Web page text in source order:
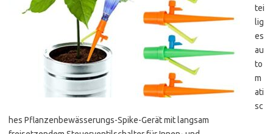
tei
lig
es
au
to
m
ati
sc
hes Pflanzenbewässerungs-Spike-Gerät mit langsam